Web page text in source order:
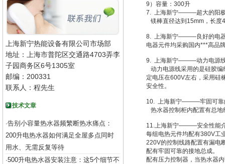
上海新宁热能设备有限公司市场部
地址：上海市普陀区交通路4703弄李
子园商务区6号1305室
邮编：200331
联系人：程先生
技术文章
·告别小容量热水器频繁断热水痛点：
200升电热水器如何满足全屋多点同时
用水、无需反复等待
·500升电热水器安装注意：这5个细节不
9）容量：300升
7. 上海新宁———超大的阳
镁棒直径达到15mm，长度
8. 上海新宁———良好的电
电器元件均采购国内***高品
9. 上海新宁———动力电源
动力电源线采用的是硅胶
定电压在600V左右，采用硅
安全性。
10. 上海新宁———牢固可靠
热水器控制柜内配置有总地
11.上海新宁———安全性能
每组电热元件均配有380V工
220V的控制线路配置有漏电
配有牢固可靠的接地总成。
配有压力控制器，当热水器